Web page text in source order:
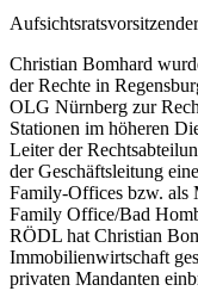
Aufsichtsratsvorsitzender
Christian Bomhard
der Rechte in
OLG Nürnberg zur
Stationen im höheren
Leiter der
der Geschäftsleitung
Family-Offices bzw. als
Family Office/Bad
RÖDL hat Christian
Immobilienwirtschaft
privaten Mandanten